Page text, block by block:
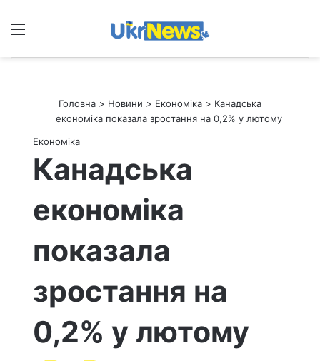
Меню
Головна > Новини > Економіка > Канадська
економіка показала зростання на 0,2% у лютому
Економіка
Канадська
економіка
показала
зростання на
0,2% у лютому